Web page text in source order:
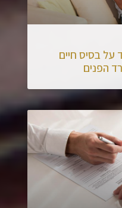
על בסיס חיים
הפנים